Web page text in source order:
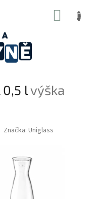
0,5 lvýška
Značka: Uniglass